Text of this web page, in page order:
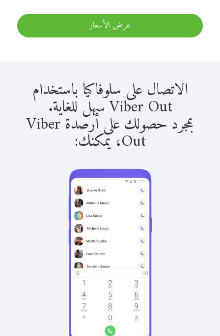
عرض الأسعار
الاتصال على سلوفاكيا باستخدام
Viber Out سهل للغاية.
بمجرد حصولك على أرصدة Viber
Out، يمكنك: